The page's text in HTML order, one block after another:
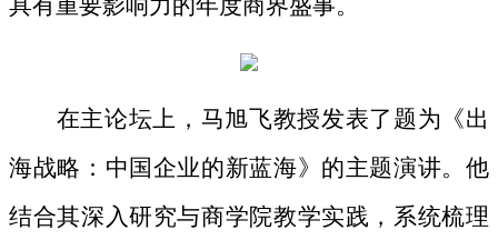
具有重要影响力的年度商界盛事。
在主论坛上，马旭飞教授发表了题为《出
海战略：中国企业的新蓝海》的主题演讲。他
结合其深入研究与商学院教学实践，系统梳理